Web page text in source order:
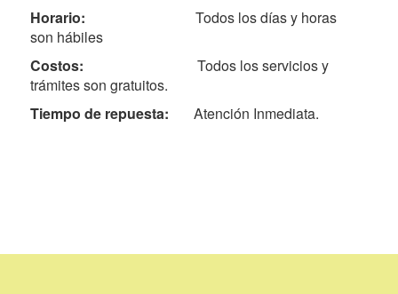
Horario: Todos los días y horas
son hábiles
Costos: Todos los servicios y
trámites son gratuitos.
Tiempo de repuesta: Atención Inmediata.